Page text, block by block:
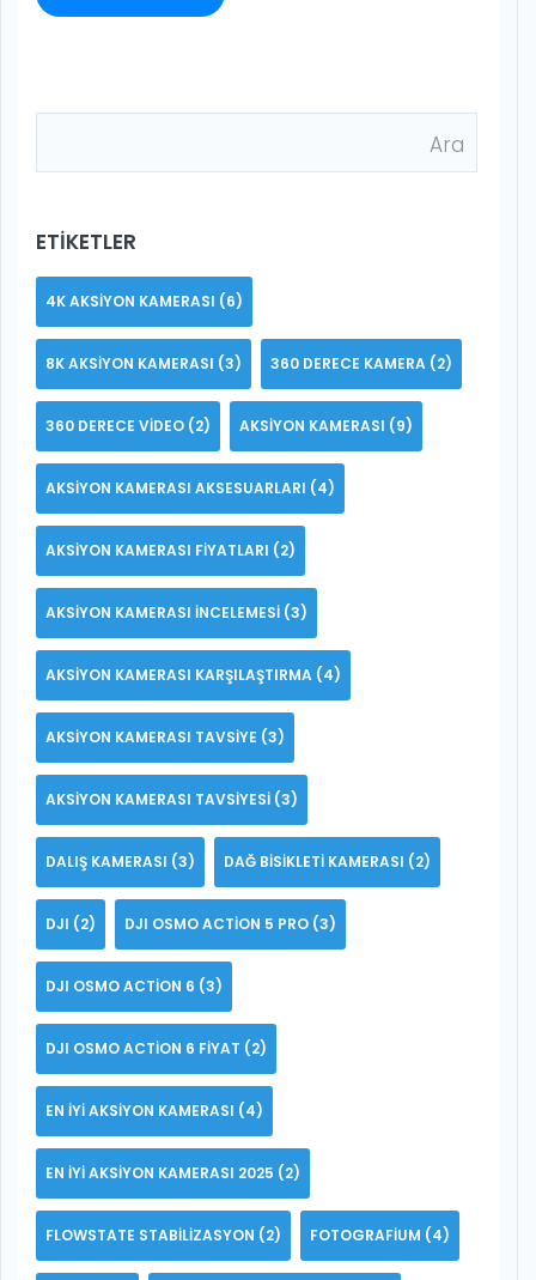
ETIKETLER
4K AKSIYON KAMERASI (6)
8K AKSIYON KAMERASI (3) 360 DERECE KAMERA (2)
360 DERECE VIDEO (2) AKSIYON KAMERASI (9)
AKSIYON KAMERASI AKSESUARLARI (4)
AKSIYON KAMERASI FIYATLARI (2)
AKSIYON KAMERASI INCELEMESI (3)
AKSIYON KAMERASI KARŞILAŞTIRMA (4)
AKSIYON KAMERASI TAVSIYE (3)
AKSIYON KAMERASI TAVSIYESI (3)
DALIŞ KAMERASI (3) DAĞ BISIKLETI KAMERASI (2)
DJI (2) DJI OSMO ACTION 5 PRO (3)
DJI OSMO ACTION 6 (3)
DJI OSMO ACTION 6 FIYAT (2)
EN IYI AKSIYON KAMERASI (4)
EN IYI AKSIYON KAMERASI 2025 (2)
FLOWSTATE STABILIZASYON (2) FOTOGRAFIUM (4)